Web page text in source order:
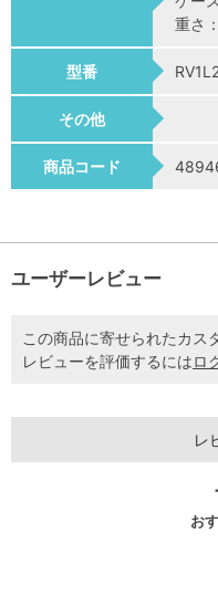
重さ：
型番
その他
商品コード
ユーザーレビュー
この商品に寄せられたカス
レビューを評価するにはロ
レ
お